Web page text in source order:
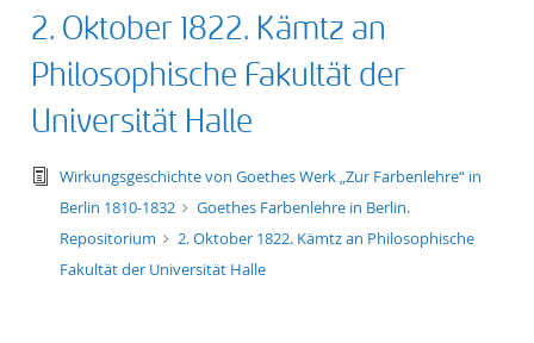
2. Oktober 1822. Kämtz an
Philosophische Fakultät der
Universität Halle
text/tg.edition+tg.aggregation+xml
Wirkungsgeschichte von Goethes Werk „Zur Farbenlehre“ in
Berlin 1810-1832
Goethes Farbenlehre in Berlin.
Repositorium
2. Oktober 1822. Kämtz an Philosophische
Fakultät der Universität Halle